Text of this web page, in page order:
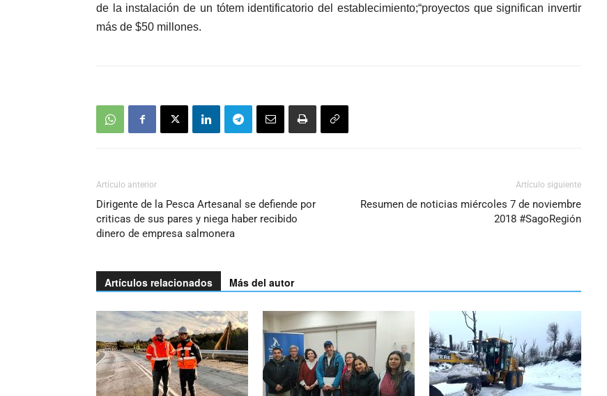
disminuir
de la instalación de un tótem identificatorio del establecimiento;“proyectos que significan invertir
más de $50 millones.
Artículo anterior
Dirigente de la Pesca Artesanal se defiende por
criticas de sus pares y niega haber recibido
dinero de empresa salmonera
Artículo siguiente
Resumen de noticias miércoles 7 de noviembre
2018 #SagoRegión
Artículos relacionados Más del autor